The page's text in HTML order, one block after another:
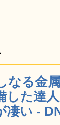
なる金
した達
凄い -